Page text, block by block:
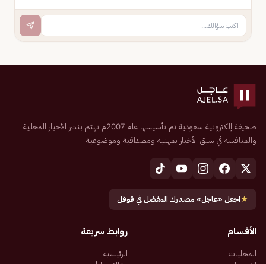
صحيفة إلكترونية سعودية تم تأسيسها عام 2007م تهتم بنشر الأخبار المحلية
والمنافسة في سبق الأخبار بمهنية ومصداقية وموضوعية
★اجعل «عاجل» مصدرك المفضل في قوقل
الأقسام
المحليات
روابط سريعة
الرئيسية